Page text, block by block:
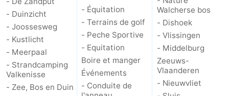
- Duinzicht
- Joossesweg
- Kustlicht
- Meerpaal
- Strandcamping
Valkenisse
- Zee, Bos en Duin
- Équitation
- Terrains de golf
- Peche Sportive
- Equitation
Boire et manger
Événements
- Conduite de
Walcherse bos
- Dishoek
- Vlissingen
- Middelburg
Zeeuws-
Vlaanderen
- Nieuwvliet